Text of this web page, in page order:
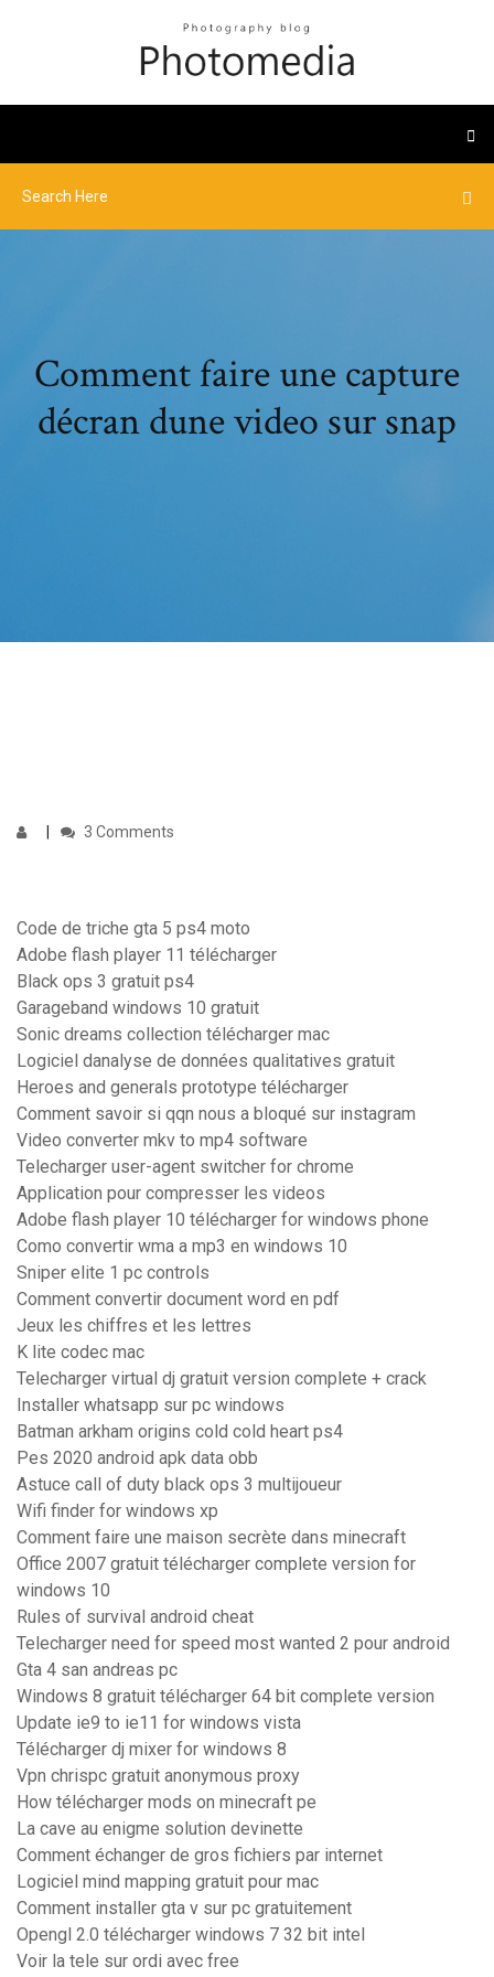
Comment faire une capture
décran dune video sur snap
3 Comments
Code de triche gta 5 ps4 moto
Adobe flash player 11 télécharger
Black ops 3 gratuit ps4
Garageband windows 10 gratuit
Sonic dreams collection télécharger mac
Logiciel danalyse de données qualitatives gratuit
Heroes and generals prototype télécharger
Comment savoir si qqn nous a bloqué sur instagram
Video converter mkv to mp4 software
Telecharger user-agent switcher for chrome
Application pour compresser les videos
Adobe flash player 10 télécharger for windows phone
Como convertir wma a mp3 en windows 10
Sniper elite 1 pc controls
Comment convertir document word en pdf
Jeux les chiffres et les lettres
K lite codec mac
Telecharger virtual dj gratuit version complete + crack
Installer whatsapp sur pc windows
Batman arkham origins cold cold heart ps4
Pes 2020 android apk data obb
Astuce call of duty black ops 3 multijoueur
Wifi finder for windows xp
Comment faire une maison secrète dans minecraft
Office 2007 gratuit télécharger complete version for
windows 10
Rules of survival android cheat
Telecharger need for speed most wanted 2 pour android
Gta 4 san andreas pc
Windows 8 gratuit télécharger 64 bit complete version
Update ie9 to ie11 for windows vista
Télécharger dj mixer for windows 8
Vpn chrispc gratuit anonymous proxy
How télécharger mods on minecraft pe
La cave au enigme solution devinette
Comment échanger de gros fichiers par internet
Logiciel mind mapping gratuit pour mac
Comment installer gta v sur pc gratuitement
Opengl 2.0 télécharger windows 7 32 bit intel
Voir la tele sur ordi avec free